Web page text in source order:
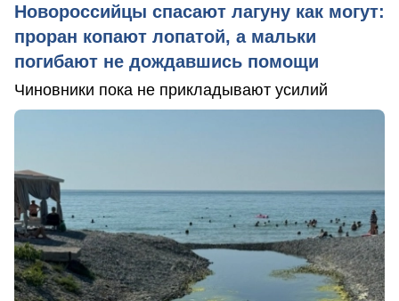
Новороссийцы спасают лагуну как могут:
проран копают лопатой, а мальки
погибают не дождавшись помощи
Чиновники пока не прикладывают усилий